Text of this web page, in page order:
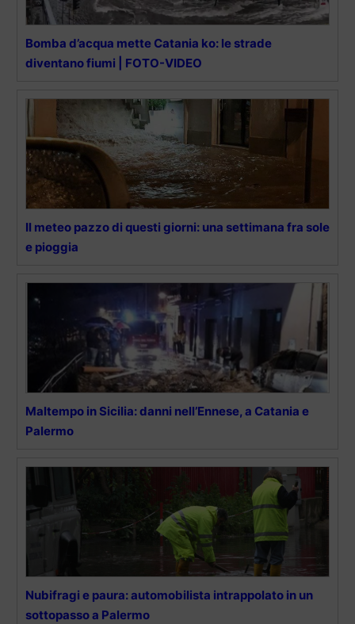
Bomba d’acqua mette Catania ko: le strade
diventano fiumi | FOTO-VIDEO
Il meteo pazzo di questi giorni: una settimana fra sole
e pioggia
Maltempo in Sicilia: danni nell’Ennese, a Catania e
Palermo
Nubifragi e paura: automobilista intrappolato in un
sottopasso a Palermo